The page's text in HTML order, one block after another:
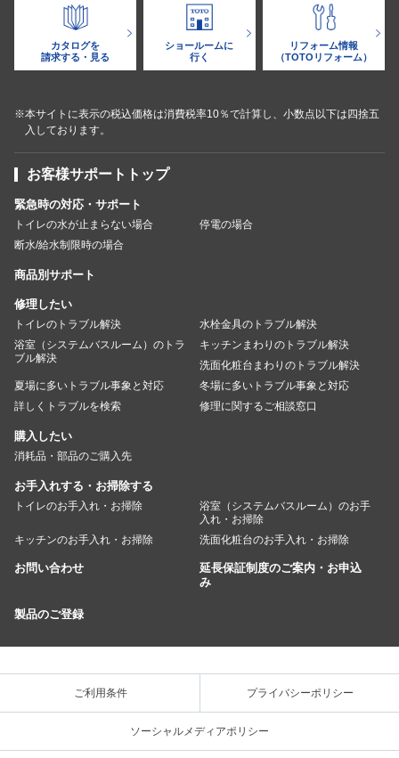
カタログを
請求する・見る
ショールームに
行く
リフォーム情報
（TOTOリフォーム）
※本サイトに表示の税込価格は消費税率10％で計算し、小数点以下は四捨五
入しております。
お客様サポートトップ
緊急時の対応・サポート
トイレの水が止まらない場合
停電の場合
断水/給水制限時の場合
商品別サポート
修理したい
トイレのトラブル解決
水栓金具のトラブル解決
浴室（システムバスルーム）のトラ
ブル解決
キッチンまわりのトラブル解決
洗面化粧台まわりのトラブル解決
夏場に多いトラブル事象と対応
冬場に多いトラブル事象と対応
詳しくトラブルを検索
修理に関するご相談窓口
購入したい
消耗品・部品のご購入先
お手入れする・お掃除する
トイレのお手入れ・お掃除
浴室（システムバスルーム）のお手
入れ・お掃除
キッチンのお手入れ・お掃除
洗面化粧台のお手入れ・お掃除
お問い合わせ
延長保証制度のご案内・お申込
み
製品のご登録
ご利用条件 プライバシーポリシー
ソーシャルメディアポリシー